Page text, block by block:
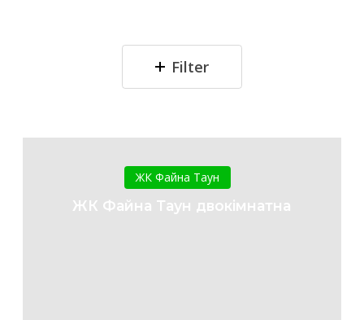
Filter
Файна
Таун
двокімнатна
ЖК Файна Таун
ЖК Файна Таун двокімнатна